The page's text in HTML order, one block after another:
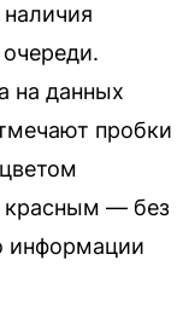
на данных
пробки
красным — без
информации